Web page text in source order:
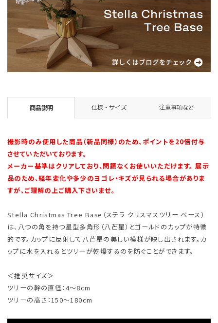
商品説明 仕様・サイズ 注意事項など
撮影時のみ使用した商品（新品同様）のため、ポイントを20倍付与
させていただいております。
メーカー基準はクリアしており、問題なくお使いいただけます。 展示
品のため、経年変化や多少のヨゴレ・キズが見られる場合がありま
すが、ご理解の上ご購入下さいませ。
Stella Christmas Tree Base（ステラ クリスマスツリー ベース）
は、八つの角を持つ星型多角形（八芒星）とゴールドのカップが特徴
的です。カップに反射して八芒星の美しい模様が映し出されます。カ
ップに水を入れるとツリーが乾燥するのを防ぐことができます。
＜推奨サイズ＞
ツリーの幹の直径：4～8cm
ツリーの高さ：150～180cm